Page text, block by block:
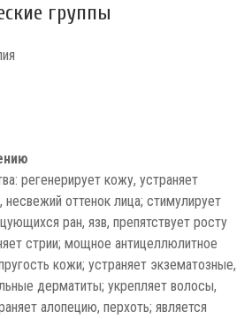
группы
регенерирует кожу, устраняет
несвежий оттенок лица; стимулирует
ран, язв, препятствует росту
стрии; мощное антицеллюлитное
кожи; устраняет экзематозные,
дерматиты; укрепляет волосы,
алопецию, перхоть; является